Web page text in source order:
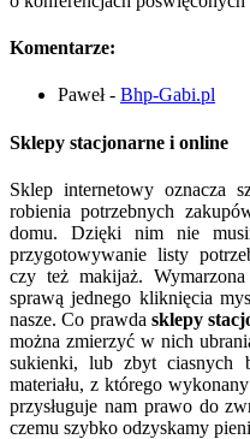
Komentarze:
Paweł- Bhp-Gabi.pl
Sklepy stacjonarne i online
Sklep internetowy oznacza
robienia potrzebnych
domu. Dzięki nim nie
przygotowywanie listy
czy też makijaż.
sprawą jednego kliknięcia
nasze. Co prawda sklepy
można zmierzyć w nich
sukienki, lub zbyt ciasnych
materiału, z którego
przysługuje nam prawo do
czemu szybko odzyskamy